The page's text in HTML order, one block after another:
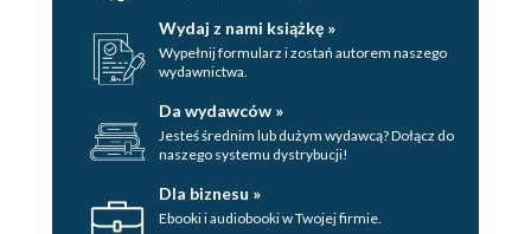
Wydaj z nami książkę »
Wypełnij formularz i zostań autorem naszego
wydawnictwa.
Da wydawców »
Jesteś średnim lub dużym wydawcą? Dołącz do
naszego systemu dystrybucji!
Dla biznesu »
Ebooki i audiobooki w Twojej firmie.